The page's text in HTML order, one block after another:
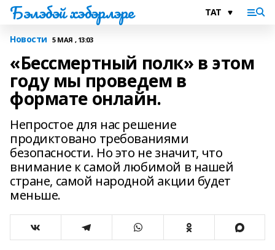
Бэлэбэй хэбэрлэре
Новости 5 МАЯ , 13:03
«Бессмертный полк» в этом
году мы проведем в
формате онлайн.
Непростое для нас решение
продиктовано требованиями
безопасности. Но это не значит, что
внимание к самой любимой в нашей
стране, самой народной акции будет
меньше.